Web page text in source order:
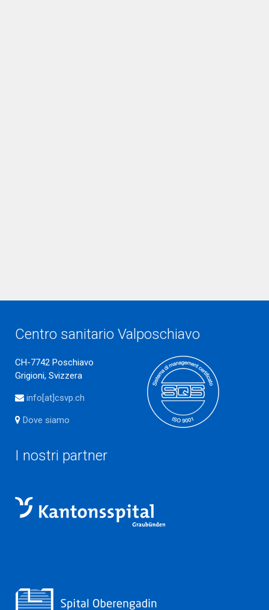
Centro sanitario Valposchiavo
CH-7742 Poschiavo
Grigioni, Svizzera
info[at]csvp.ch
Dove siamo
I nostri partner